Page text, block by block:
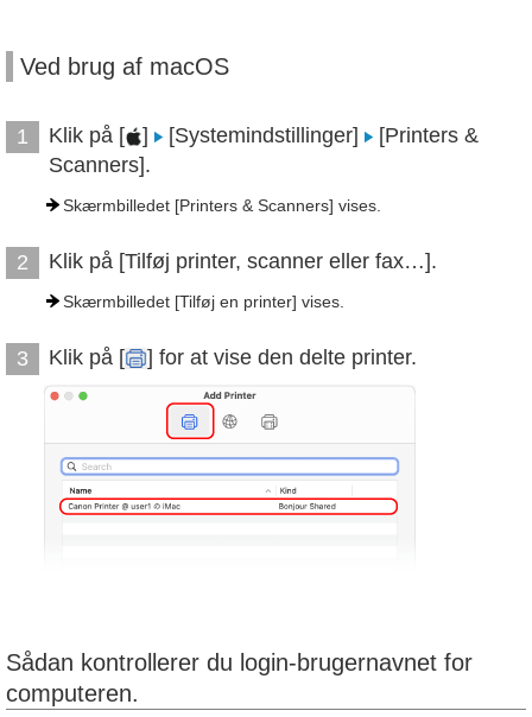
Ved brug af macOS
1 Klik på [ ] [Systemindstillinger]
[Printers &
Scanners].
Skærmbilledet [Printers & Scanners] vises.
2 Klik på [Tilføj printer, scanner eller fax…].
Skærmbilledet [Tilføj en printer] vises.
3 Klik på [ ] for at vise den delte printer.
Sådan kontrollerer du login-brugernavnet for
computeren.